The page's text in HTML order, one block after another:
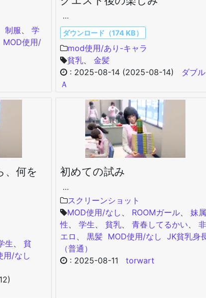
制服
学
MOD使用/
…
ダウンロード（174 KB）
mod使用/あり-キャラ
貧乳、 金髪
: 2025-08-14(2025-08-14)
ダブル
Ａ
、何を
生
貧
用/なし
初めての試み
…
スクリーンショット
MOD使用/なし 、 ROOMガール、 妹属
性、 学生、 貧乳、 青春してるかい、 非
エロ 、 黒髪 MOD使用/なし JK貧乳身
（普通）
: 2025-08-11 torwart